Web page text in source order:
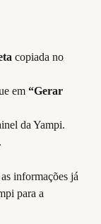
copiada no
em “Gerar
da Yampi.
informações já
para a